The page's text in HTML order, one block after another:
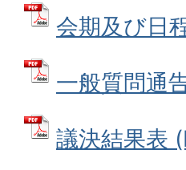
会期及び日
一般質問通
議決結果表